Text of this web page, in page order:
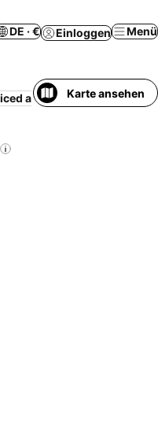
DE · € Einloggen Menü
apartment Haustiere
Karte ansehen